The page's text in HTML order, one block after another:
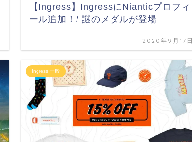
【Ingress】IngressにNianticプロフィ
ール追加！/ 謎のメダルが登場
2020年9月17日
Ingress 一般